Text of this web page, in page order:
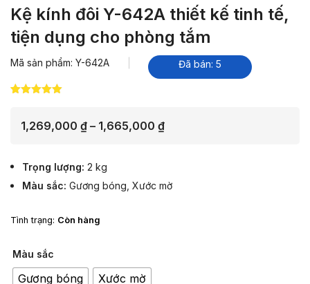
Kệ kính đôi Y-642A thiết kế tinh tế,
tiện dụng cho phòng tắm
Mã sản phẩm: Y-642A Đã bán: 5
đánh giá
1,269,000 ₫ – 1,665,000 ₫Khoảng
đến
Trọng lượng 2 kg
Màu sắc Gương bóng Xước mờ
Tình trạng: Còn hàng
Màu sắc
Gương bóng Xước mờ